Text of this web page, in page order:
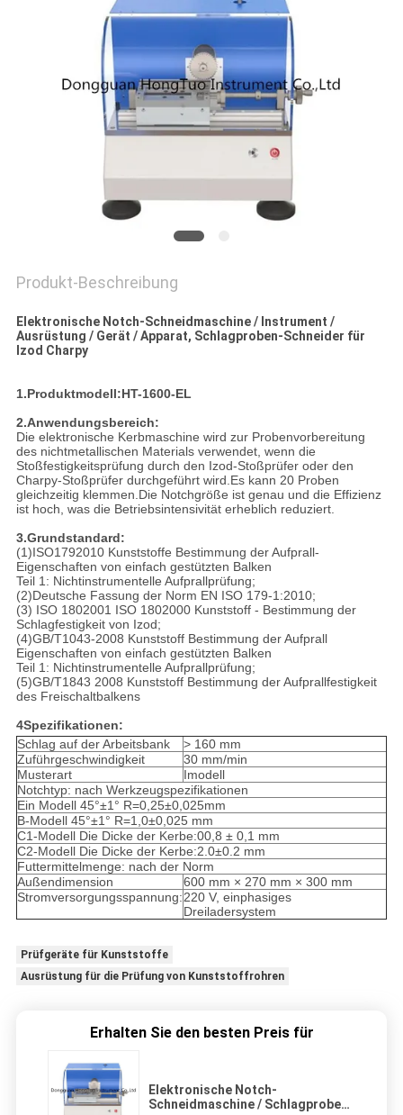
Produkt-Beschreibung
Elektronische Notch-Schneidmaschine / Instrument /
Ausrüstung / Gerät / Apparat, Schlagproben-Schneider für
Izod Charpy
1.Produktmodell:HT-1600-EL
2.Anwendungsbereich:
Die elektronische Kerbmaschine wird zur Probenvorbereitung
des nichtmetallischen Materials verwendet, wenn die
Stoßfestigkeitsprüfung durch den Izod-Stoßprüfer oder den
Charpy-Stoßprüfer durchgeführt wird.Es kann 20 Proben
gleichzeitig klemmen.Die Notchgröße ist genau und die Effizienz
ist hoch, was die Betriebsintensivität erheblich reduziert.
3.Grundstandard:
(1)ISO1792010 Kunststoffe Bestimmung der Aufprall-
Eigenschaften von einfach gestützten Balken
Teil 1: Nichtinstrumentelle Aufprallprüfung;
(2)Deutsche Fassung der Norm EN ISO 179-1:2010;
(3) ISO 180­2001 ISO 180­2000 Kunststoff - Bestimmung der
Schlagfestigkeit von Izod;
(4)GB/T1043-2008 Kunststoff Bestimmung der Aufprall
Eigenschaften von einfach gestützten Balken
Teil 1: Nichtinstrumentelle Aufprallprüfung;
(5)GB/T1843 2008 Kunststoff Bestimmung der Aufprallfestigkeit
des Freischaltbalkens
4Spezifikationen:
Schlag auf der Arbeitsbank
> 160 mm
Zuführgeschwindigkeit
30 mm/min
Musterart
Imodell
Notchtyp: nach Werkzeugspezifikationen
Ein Modell 45°±1° R=0,25±0,025mm
B-Modell 45°±1° R=1,0±0,025 mm
C1-Modell Die Dicke der Kerbe:00,8 ± 0,1 mm
C2-Modell Die Dicke der Kerbe:2.0±0.2 mm
Futtermittelmenge: nach der Norm
Außendimension
600 mm × 270 mm × 300 mm
Stromversorgungsspannung:220 V, einphasiges
Dreiladersystem
Prüfgeräte für Kunststoffe
Ausrüstung für die Prüfung von Kunststoffrohren
Erhalten Sie den besten Preis für
Elektronische Notch-
Schneidmaschine / Schlagproben-